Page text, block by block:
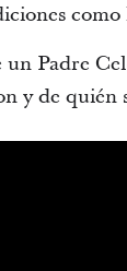
un Padre
y de quién